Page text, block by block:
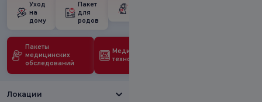
Уход
на
дому
Пакет
для
родов
Пакеты
медицинских
обследований
Медицинские
технологии
Локации